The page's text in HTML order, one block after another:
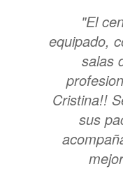
"El
equipado,
salas
Cristina!!
sus